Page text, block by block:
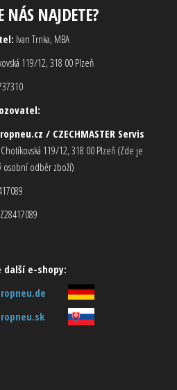
NÁS NAJDETE?
Ivan Trnka, MBA
119/12, 318 00 Plzeň
/ CZECHMASTER Servis
Chotíkovská 119/12, 318 00 Plzeň (Zde je
osobní odběr zboží)
další e-shopy: